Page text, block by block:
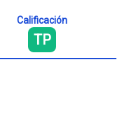
Calificación
TP